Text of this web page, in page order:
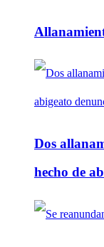
Dos
hecho de